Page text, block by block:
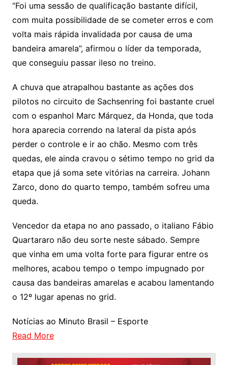
“Foi uma sessão de qualificação bastante difícil,
com muita possibilidade de se cometer erros e com
volta mais rápida invalidada por causa de uma
bandeira amarela”, afirmou o líder da temporada,
que conseguiu passar ileso no treino.
A chuva que atrapalhou bastante as ações dos
pilotos no circuito de Sachsenring foi bastante cruel
com o espanhol Marc Márquez, da Honda, que toda
hora aparecia correndo na lateral da pista após
perder o controle e ir ao chão. Mesmo com três
quedas, ele ainda cravou o sétimo tempo no grid da
etapa que já soma sete vitórias na carreira. Johann
Zarco, dono do quarto tempo, também sofreu uma
queda.
Vencedor da etapa no ano passado, o italiano Fábio
Quartararo não deu sorte neste sábado. Sempre
que vinha em uma volta forte para figurar entre os
melhores, acabou tempo o tempo impugnado por
causa das bandeiras amarelas e acabou lamentando
o 12º lugar apenas no grid.
Notícias ao Minuto Brasil – Esporte
Read More